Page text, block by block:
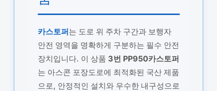
카스토퍼는 도로 위 주차 구간과 보행자
안전 영역을 명확하게 구분하는 필수 안전
장치입니다. 이 상품 3번 PP950카스토퍼
는 아스콘 포장도로에 최적화된 국산 제품
으로, 안정적인 설치와 우수한 내구성으로